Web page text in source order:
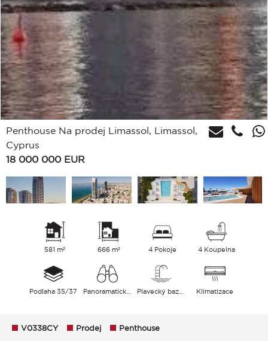
Penthouse Na prodej Limassol, Limassol,
Cyprus
18 000 000 EUR
581 m² 666 m² 4 Pokoje 4 Koupelna
Podlaha 35/37 Klimatizace
V0338CY Prodej Penthouse